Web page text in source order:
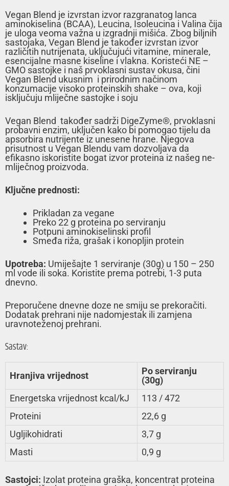
Vegan Blend je izvrstan izvor razgranatog lanca
aminokiselina (BCAA), Leucina, Isoleucina i Valina čija
je uloga veoma važna u izgradnji mišića. Zbog biljnih
sastojaka, Vegan Blend je također izvrstan izvor
različitih nutrijenata, uključujući vitamine, minerale,
esencijalne masne kiseline i vlakna. Koristeći NE –
GMO sastojke i naš prvoklasni sustav okusa, čini
Vegan Blend ukusnim i prirodnim načinom
konzumacije visoko proteinskih shake – ova, koji
isključuju mliječne sastojke i soju
Vegan Blend također sadrži DigeZyme®, prvoklasni
probavni enzim, uključen kako bi pomogao tijelu da
apsorbira nutrijente iz unesene hrane. Njegova
prisutnost u Vegan Blendu vam dozvoljava da
efikasno iskoristite bogat izvor proteina iz našeg ne-
mliječnog proizvoda.
Ključne prednosti:
Prikladan za vegane
Preko 22 g proteina po serviranju
Potpuni aminokiselinski profil
Smeđa riža, grašak i konopljin protein
Upotreba: Umiješajte 1 serviranje (30g) u 150 – 250
ml vode ili soka. Koristite prema potrebi, 1-3 puta
dnevno.
Preporučene dnevne doze ne smiju se prekoračiti.
Dodatak prehrani nije nadomjestak ili zamjena
uravnoteženoj prehrani.
Sastav:
Hranjiva vrijednost
Po serviranju
(30g)
Energetska vrijednost kcal/kJ
113 / 472
Proteini
22,6 g
Ugljikohidrati
3,7 g
Masti
0,9 g
Sastojci: Izolat proteina graška, koncentrat proteina